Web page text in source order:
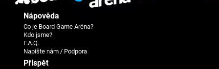
Nápověda
Co je Board Game Aréna?
Kdo jsme?
F.A.Q.
Napište nám / Podpora
Přispět